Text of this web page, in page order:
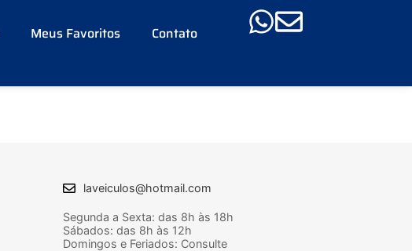
Meus Favoritos Contato
laveiculos@hotmail.com
Segunda a Sexta: das 8h às 18h
Sábados: das 8h às 12h
Domingos e Feriados: Consulte